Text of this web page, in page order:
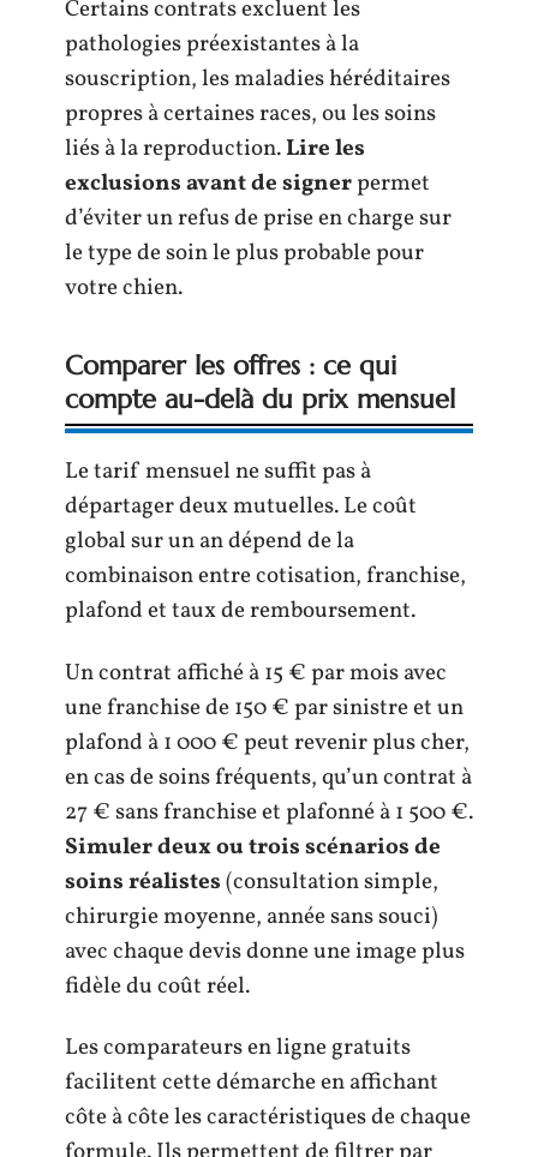
Certains contrats excluent les
pathologies préexistantes à la
souscription, les maladies héréditaires
propres à certaines races, ou les soins
liés à la reproduction.Lire les
exclusions avant de signerpermet
d’éviter un refus de prise en charge sur
le type de soin le plus probable pour
votre chien.
Comparer les offres : ce qui
compte au-delà du prix mensuel
Le tarif mensuel ne suffit pas à
départager deux mutuelles. Le coût
global sur un an dépend de la
combinaison entre cotisation, franchise,
plafond et taux de remboursement.
Un contrat affiché à 15 € par mois avec
une franchise de 150 € par sinistre et un
plafond à 1 000 € peut revenir plus cher,
en cas de soins fréquents, qu’un contrat à
27 € sans franchise et plafonné à 1 500 €.
Simuler deux ou trois scénarios de
soins réalistes(consultation simple,
chirurgie moyenne, année sans souci)
avec chaque devis donne une image plus
fidèle du coût réel.
Les comparateurs en ligne gratuits
facilitent cette démarche en affichant
côte à côte les caractéristiques de chaque